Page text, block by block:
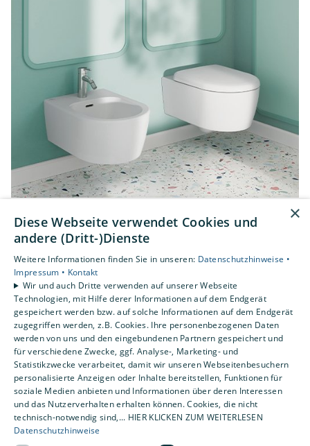
Bilder: © Villeroy & Boch
Unser Premium-Lieferant
Wir arbeiten mit ausgewählten Markenherstellern
zusammen, die für Qualität und Effizienz in der
Sanitärbranche stehen, die den Anspruch haben, in
Zusammenarbeit mit uns für Sie das Beste zu
geben.
×
Diese Webseite verwendet Cookies und
andere (Dritt-)Dienste
Weitere Informationen finden Sie in unseren: Datenschutzhinweise •
Impressum • Kontakt
Wir und auch Dritte verwenden auf unserer Webseite
Technologien, mit Hilfe derer Informationen auf dem Endgerät
gespeichert werden bzw. auf solche Informationen auf dem Endgerät
zugegriffen werden, z.B. Cookies. Ihre personenbezogenen Daten
werden von uns und den eingebundenen Partnern gespeichert und
für verschiedene Zwecke, ggf. Analyse-, Marketing- und
Statistikzwecke verarbeitet, damit wir unseren Webseitenbesuchern
personalisierte Anzeigen oder Inhalte bereitstellen, Funktionen für
soziale Medien anbieten und Informationen über deren Interessen
und das Nutzerverhalten erhalten können. Cookies, die nicht
technisch-notwendig sind,... HIER KLICKEN ZUM WEITERLESEN
Datenschutzhinweise